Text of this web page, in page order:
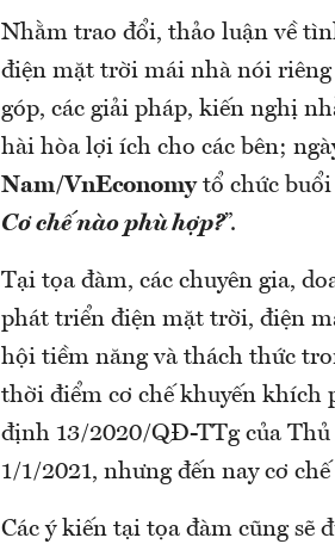
Nhằm trao đổi, thảo luận về
điện mặt trời mái nhà nói
góp, các giải pháp, kiến nghị
hài hòa lợi ích cho các bên;
Nam/VnEconomytổ chức buổi
Cơ chế nào phù hợp?”.
Tại tọa đàm, các chuyên gia,
phát triển điện mặt trời, điện
hội tiềm năng và thách thức
thời điểm cơ chế khuyến
định 13/2020/QĐ-TTg của Thủ
1/1/2021, nhưng đến nay cơ
Các ý kiến tại tọa đàm cũng sẽ